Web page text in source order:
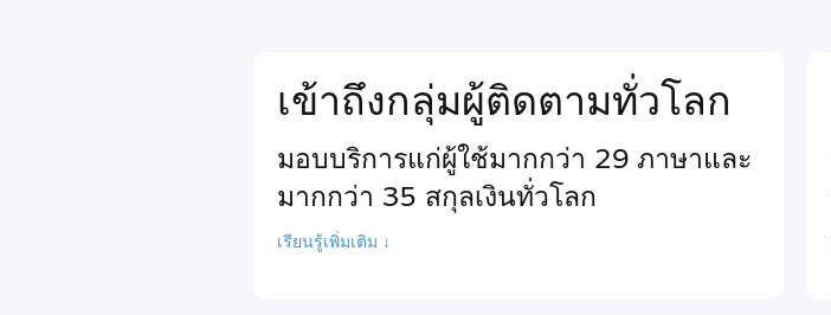
เข้าถึงกลุ่มผู้ติดตามทั่วโลก
มอบบริการแก่ผู้ใช้มากกว่า 29 ภาษาและ
มากกว่า 35 สกุลเงินทั่วโลก
เรียนรู้เพิ่มเติม ↓